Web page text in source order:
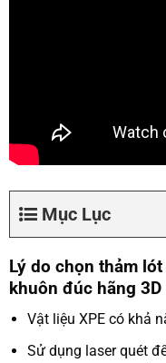
Mục Lục
Lý do chọn thảm
khuôn đúc hãng
Vật liệu XPE có khả
Sử dụng laser quét